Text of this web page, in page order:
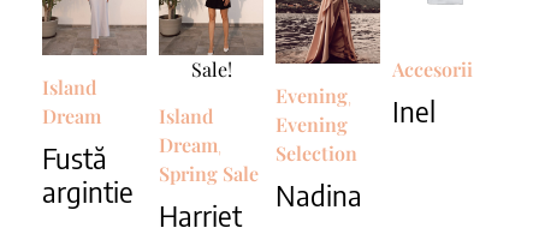
Island
Dream
Fustă
argintie
Sale!
Island
Dream
Spring Sale
Harriet
Evening
Evening
Selection
Nadina
Accesorii
Inel